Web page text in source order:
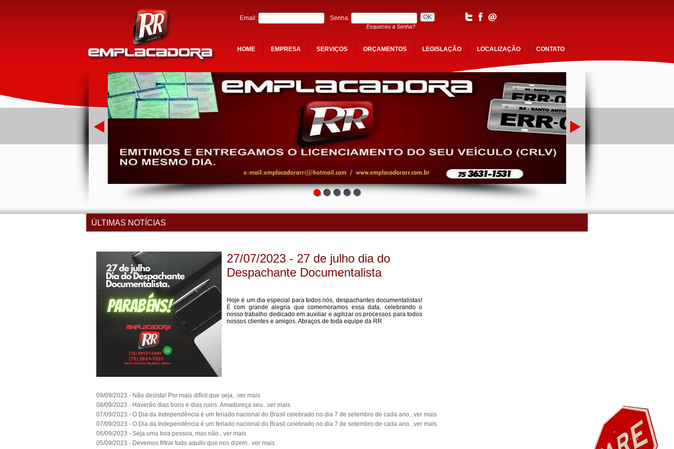
Email: Senha:
Esqueceu a Senha?
HOME EMPRESA SERVIÇOS ORÇAMENTOS LEGISLAÇÃO LOCALIZAÇÃO CONTATO
ÚLTIMAS NOTÍCIAS
27/07/2023 - 27 de julho dia do
Despachante Documentalista
Hoje é um dia especial para todos nós, despachantes documentalistas!
É com grande alegria que comemoramos essa data, celebrando o
nosso trabalho dedicado em auxiliar e agilizar os processos para todos
nossos clientes e amigos. Abraços de toda equipe da RR
09/09/2023 - Não desista! Por mais difícil que seja...ver mais
08/09/2023 - Haverão dias bons e dias ruins. Amadureça seu...ver mais
07/09/2023 - O Dia da Independência é um feriado nacional do Brasil celebrado no dia 7 de setembro de cada ano...ver mais
07/09/2023 - O Dia da Independência é um feriado nacional do Brasil celebrado no dia 7 de setembro de cada ano...ver mais
06/09/2023 - Seja uma boa pessoa, mas não...ver mais
05/09/2023 - Devemos filtrar tudo aquilo que nos dizem...ver mais